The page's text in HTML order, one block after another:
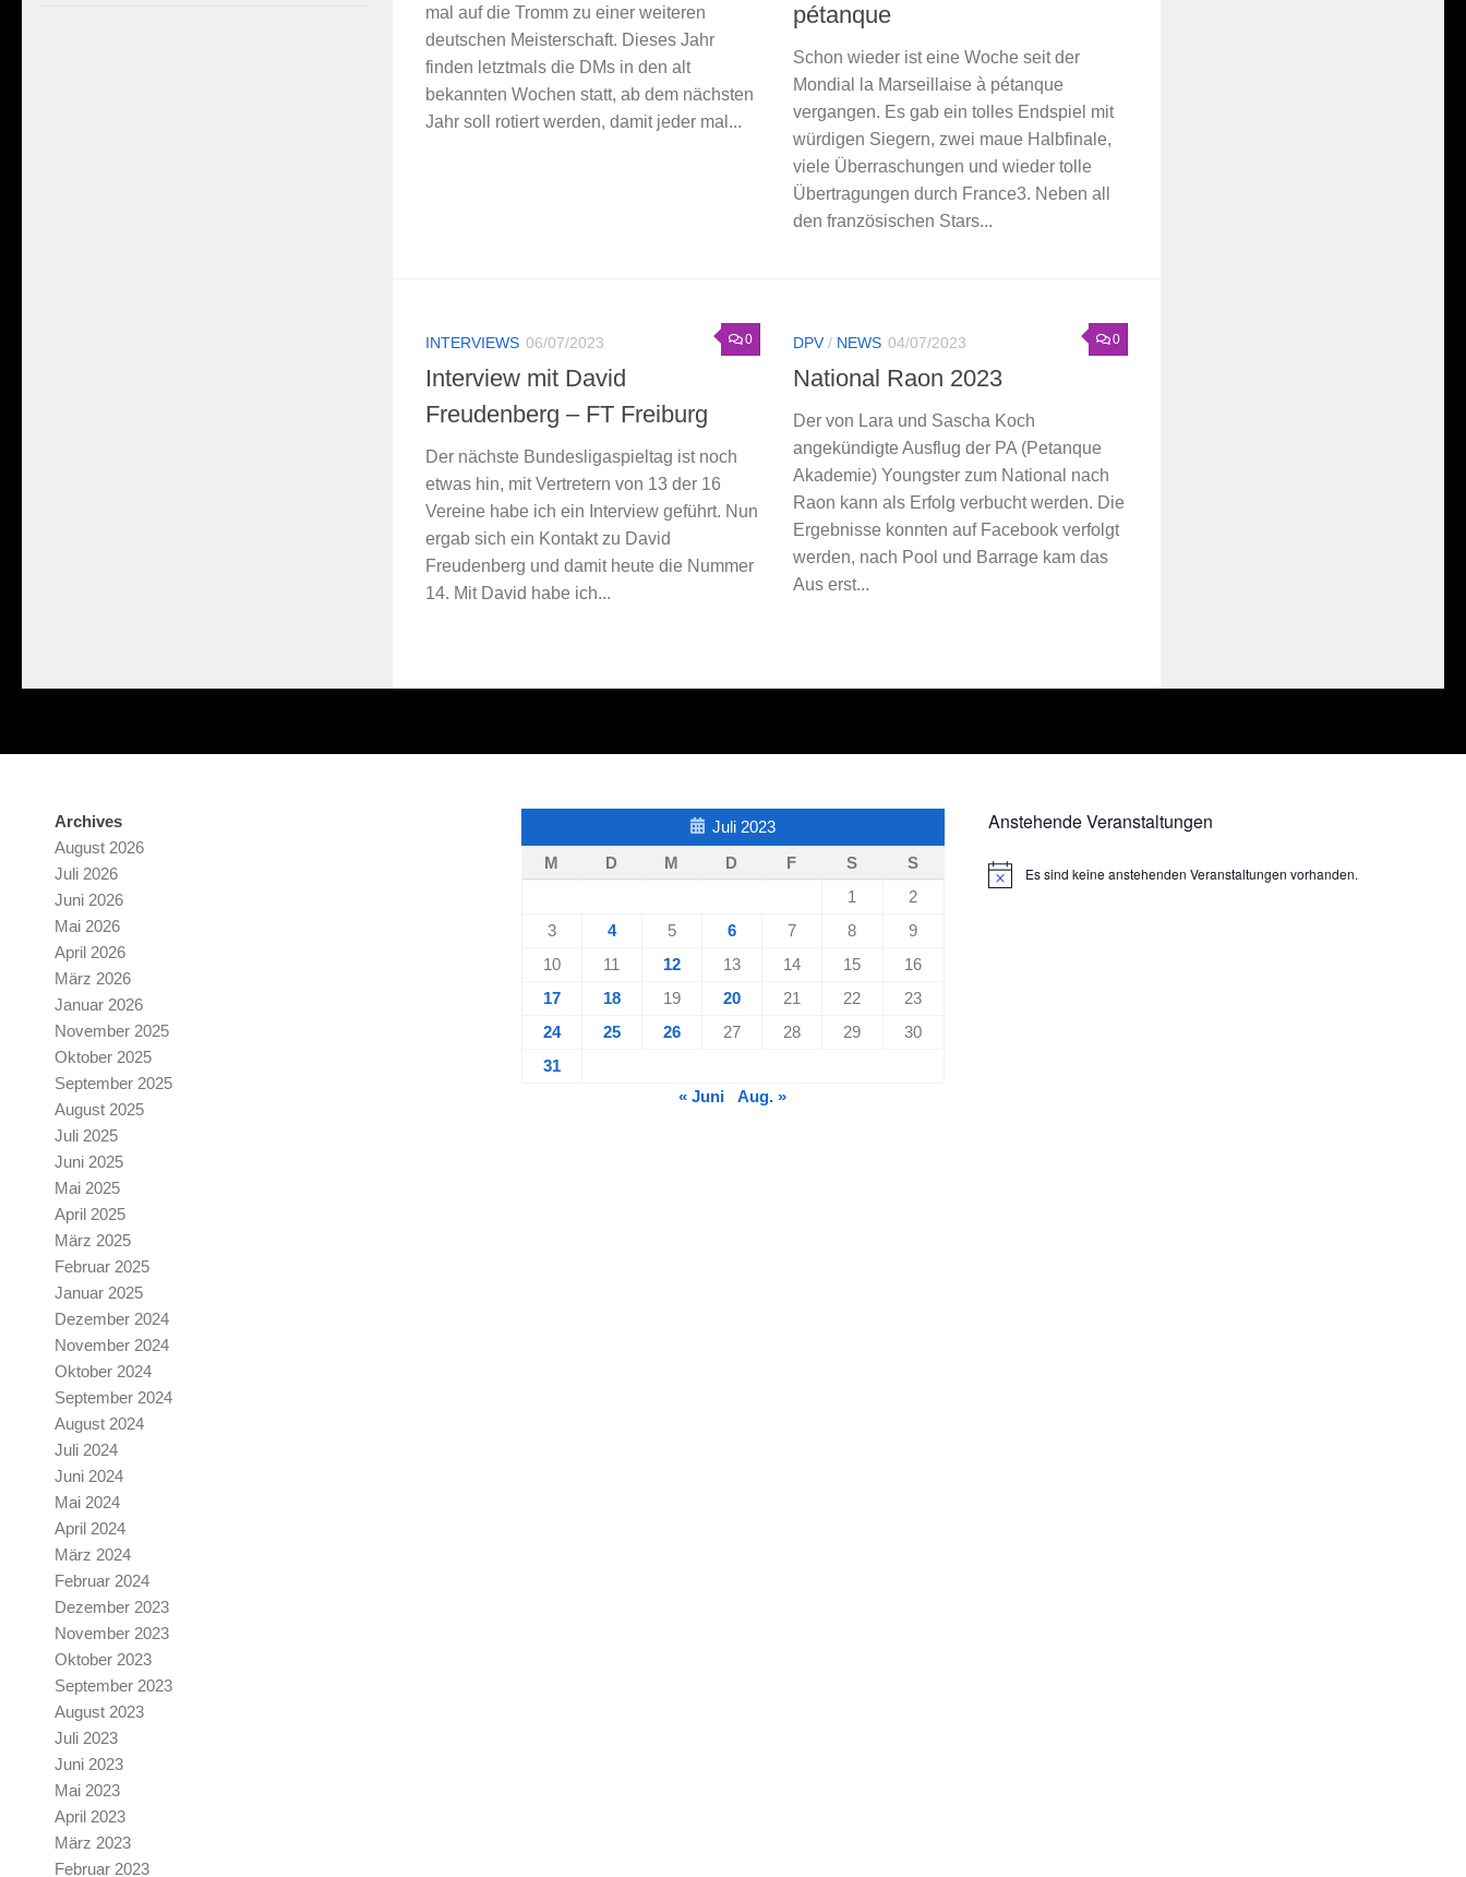
mal auf die Tromm zu einer weiteren
deutschen Meisterschaft. Dieses Jahr
finden letztmals die DMs in den alt
bekannten Wochen statt, ab dem nächsten
Jahr soll rotiert werden, damit jeder mal...
pétanque
Schon wieder ist eine Woche seit der
Mondial la Marseillaise à pétanque
vergangen. Es gab ein tolles Endspiel mit
würdigen Siegern, zwei maue Halbfinale,
viele Überraschungen und wieder tolle
Übertragungen durch France3. Neben all
den französischen Stars...
0
INTERVIEWS 06/07/2023
Interview mit David
Freudenberg – FT Freiburg
Der nächste Bundesligaspieltag ist noch
etwas hin, mit Vertretern von 13 der 16
Vereine habe ich ein Interview geführt. Nun
ergab sich ein Kontakt zu David
Freudenberg und damit heute die Nummer
14. Mit David habe ich...
0
DPV / NEWS 04/07/2023
National Raon 2023
Der von Lara und Sascha Koch
angekündigte Ausflug der PA (Petanque
Akademie) Youngster zum National nach
Raon kann als Erfolg verbucht werden. Die
Ergebnisse konnten auf Facebook verfolgt
werden, nach Pool und Barrage kam das
Aus erst...
Archives
August 2026
Juli 2026
Juni 2026
Mai 2026
April 2026
März 2026
Januar 2026
November 2025
Oktober 2025
September 2025
August 2025
Juli 2025
Juni 2025
Mai 2025
April 2025
März 2025
Februar 2025
Januar 2025
Dezember 2024
November 2024
Oktober 2024
September 2024
August 2024
Juli 2024
Juni 2024
Mai 2024
April 2024
März 2024
Februar 2024
Dezember 2023
November 2023
Oktober 2023
September 2023
August 2023
Juli 2023
Juni 2023
Mai 2023
April 2023
März 2023
Februar 2023
Juli 2023
M
D M D F S
S
1
2
3
4 5 6 7 8
9
10
11 12 13 14 15
16
17
18 19 20 21 22
23
24
25 26 27 28 29
30
31
« Juni
Aug. »
Anstehende Veranstaltungen
HinweisEs sind keine anstehenden Veranstaltungen vorhanden.